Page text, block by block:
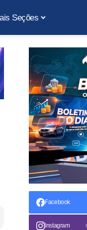
Seções
Facebook
Instagram